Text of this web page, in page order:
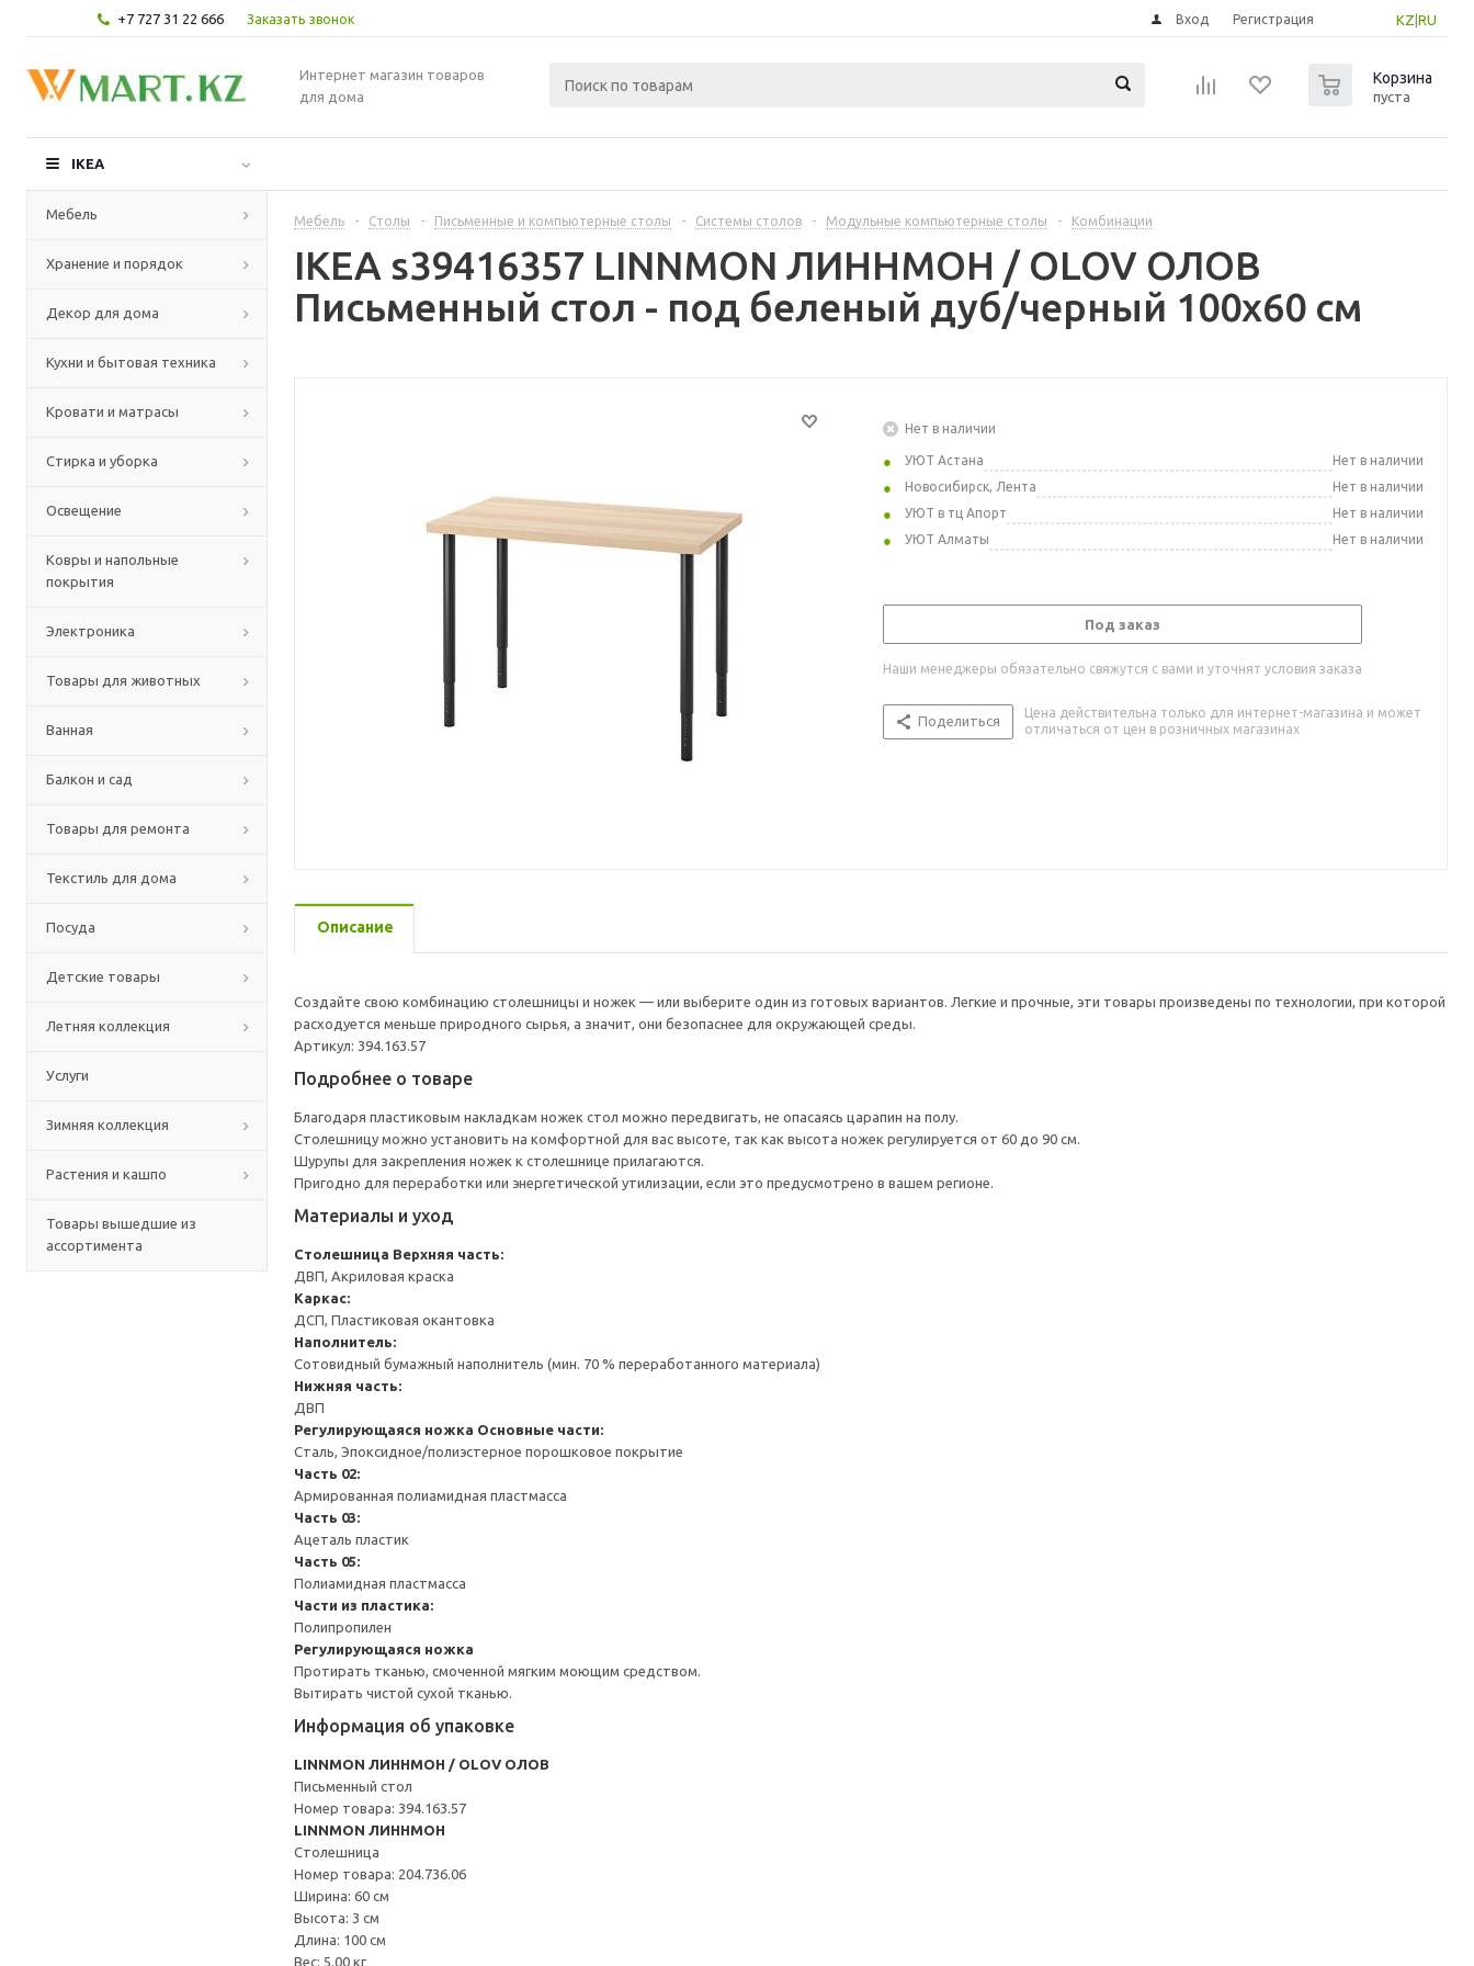
+7 727 31 22 666 Заказать звонок KZ RU
Вход Регистрация
Интернет магазин товаров
для дома
Корзина
пуста
IKEA
Мебель
Хранение и порядок
Декор для дома
Кухни и бытовая техника
Кровати и матрасы
Стирка и уборка
Освещение
Ковры и напольные
покрытия
Электроника
Товары для животных
Ванная
Балкон и сад
Товары для ремонта
Текстиль для дома
Посуда
Детские товары
Летняя коллекция
Услуги
Зимняя коллекция
Растения и кашпо
Товары вышедшие из
ассортимента
Мебель - Столы - Письменные и компьютерные столы - Системы столов - Модульные компьютерные столы - Комбинации
IKEA s39416357 LINNMON ЛИННМОН / OLOV ОЛОВ
Письменный стол - под беленый дуб/черный 100x60 см
Нет в наличии
УЮТ Астана
Нет в наличии
Новосибирск, Лента
Нет в наличии
УЮТ в тц Апорт
Нет в наличии
УЮТ Алматы
Нет в наличии
Под заказ
Наши менеджеры обязательно свяжутся с вами и уточнят условия заказа
Поделиться
Цена действительна только для интернет-магазина и может
отличаться от цен в розничных магазинах
Описание
Создайте свою комбинацию столешницы и ножек — или выберите один из готовых вариантов. Легкие и прочные, эти товары произведены по технологии, при которой
расходуется меньше природного сырья, а значит, они безопаснее для окружающей среды.
Артикул: 394.163.57
Подробнее о товаре
Благодаря пластиковым накладкам ножек стол можно передвигать, не опасаясь царапин на полу.
Столешницу можно установить на комфортной для вас высоте, так как высота ножек регулируется от 60 до 90 см.
Шурупы для закрепления ножек к столешнице прилагаются.
Пригодно для переработки или энергетической утилизации, если это предусмотрено в вашем регионе.
Материалы и уход
Столешница Верхняя часть:
ДВП, Акриловая краска
Каркас:
ДСП, Пластиковая окантовка
Наполнитель:
Сотовидный бумажный наполнитель (мин. 70 % переработанного материала)
Нижняя часть:
ДВП
Регулирующаяся ножка Основные части:
Сталь, Эпоксидное/полиэстерное порошковое покрытие
Часть 02:
Армированная полиамидная пластмасса
Часть 03:
Ацеталь пластик
Часть 05:
Полиамидная пластмасса
Части из пластика:
Полипропилен
Регулирующаяся ножка
Протирать тканью, смоченной мягким моющим средством.
Вытирать чистой сухой тканью.
Информация об упаковке
LINNMON ЛИННМОН / OLOV ОЛОВ
Письменный стол
Номер товара: 394.163.57
LINNMON ЛИННМОН
Столешница
Номер товара: 204.736.06
Ширина: 60 см
Высота: 3 см
Длина: 100 см
Вес: 5.00 кг